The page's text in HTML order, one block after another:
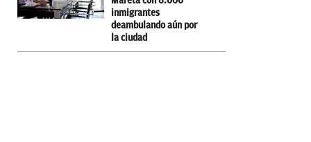
inmigrantes
deambulando aún por
la ciudad